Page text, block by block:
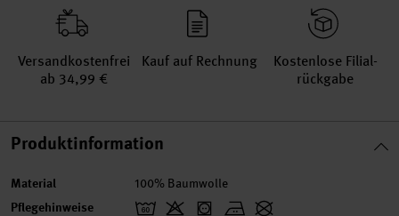
Versand­kosten­frei
ab 34,99 €
Kauf auf Rechnung
Kosten­lose Filial­
rückgabe
Produktinformation
Material 100% Baumwolle
Pflegehinweise